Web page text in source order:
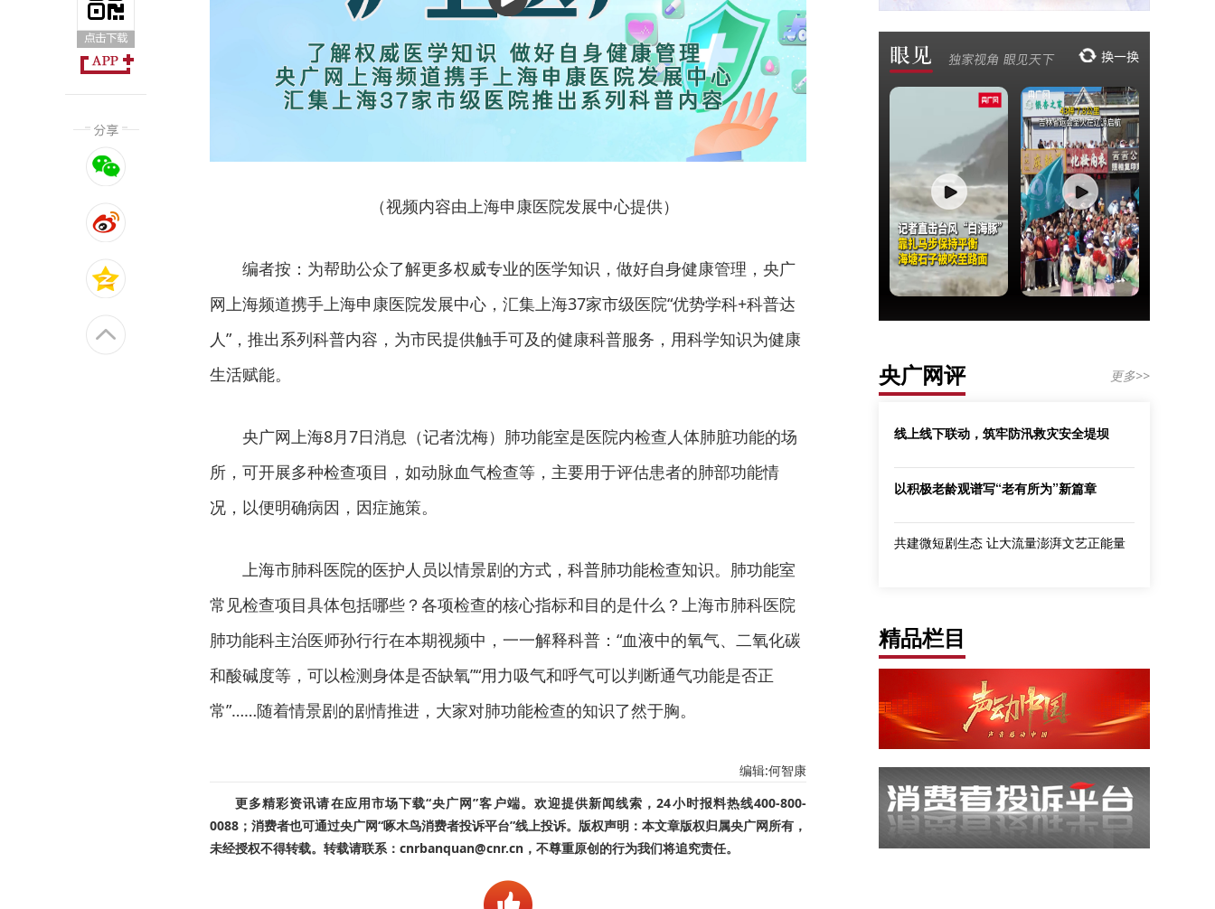
（视频内容由上海申康医院发展中心提供）
编者按：为帮助公众了解更多权威专业的医学知识，做好自身健康管理，央广
网上海频道携手上海申康医院发展中心，汇集上海37家市级医院“优势学科+科普达
人”，推出系列科普内容，为市民提供触手可及的健康科普服务，用科学知识为健康
生活赋能。
央广网上海8月7日消息（记者沈梅）肺功能室是医院内检查人体肺脏功能的场
所，可开展多种检查项目，如动脉血气检查等，主要用于评估患者的肺部功能情
况，以便明确病因，因症施策。
上海市肺科医院的医护人员以情景剧的方式，科普肺功能检查知识。肺功能室
常见检查项目具体包括哪些？各项检查的核心指标和目的是什么？上海市肺科医院
肺功能科主治医师孙行行在本期视频中，一一解释科普： “血液中的氧气、二氧化碳
和酸碱度等，可以检测身体是否缺氧”“用力吸气和呼气可以判断通气功能是否正
常”……随着情景剧的剧情推进，大家对肺功能检查的知识了然于胸。
编辑:何智康
更多精彩资讯请在应用市场下载“央广网”客户端。欢迎提供新闻线索，24小时报料热线400-800-
0088；消费者也可通过央广网“啄木鸟消费者投诉平台”线上投诉。版权声明：本文章版权归属央广网所有，
未经授权不得转载。转载请联系：cnrbanquan@cnr.cn，不尊重原创的行为我们将追究责任。
央广网评 更多>>
线上线下联动，筑牢防汛救灾安全堤坝
以积极老龄观谱写“老有所为”新篇章
共建微短剧生态 让大流量澎湃文艺正能量
精品栏目